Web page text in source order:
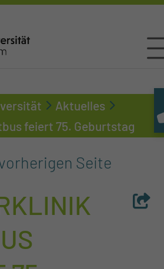
Aktuelles
feiert 75. Geburtstag
Seite